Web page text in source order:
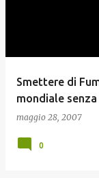
Smettere di
mondiale
maggio 28, 2007
0